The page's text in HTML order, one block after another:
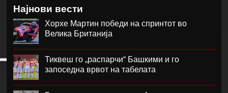
Најнови вести
Хорхе Мартин победи на спринтот во
Велика Британија
Тиквеш го „распарчи“ Башкими и го
запоседна врвот на табелата